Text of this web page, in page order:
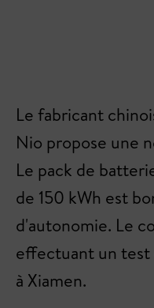
Le fabricant
Nio propose une
Le pack de
de 150 kWh est
d'autonomie. Le
effectuant un test
à Xiamen.